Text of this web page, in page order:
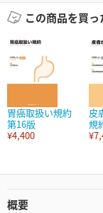
この商品を買っ
胃癌取扱い規約
第16版
¥4,400
皮
規
概要